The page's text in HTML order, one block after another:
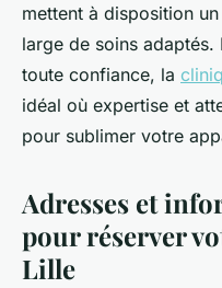
mettent à disposition
large de soins
toute confiance, la
idéal où expertise et
pour sublimer votre
Adresses et
pour réserver
Lille